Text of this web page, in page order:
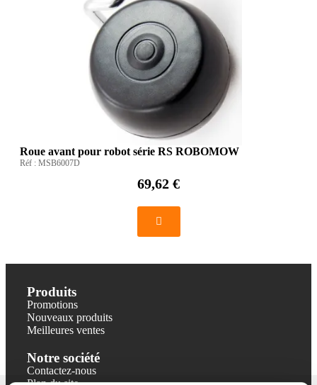
Roue avant pour robot série RS ROBOMOW
Réf : MSB6007D
69,62 €
Produits
Promotions
Nouveaux produits
Meilleures ventes
Notre société
Contactez-nous